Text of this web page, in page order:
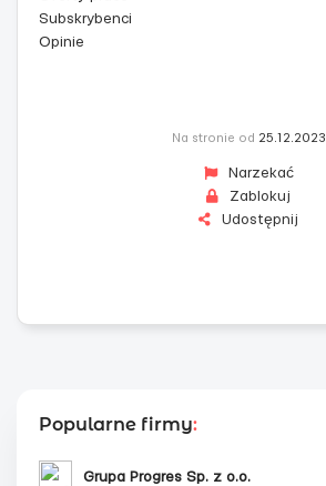
Subskrybenci
Opinie
Na stronie od 25.12.2023
Narzekać
Zablokuj
Udostępnij
Popularne firmy:
Grupa Progres Sp. z o.o.